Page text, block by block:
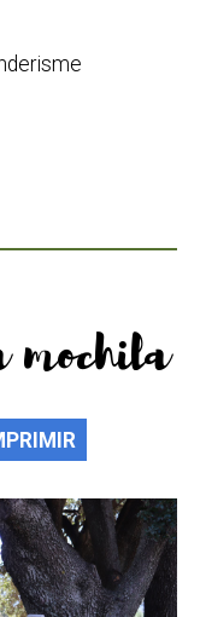
mochila